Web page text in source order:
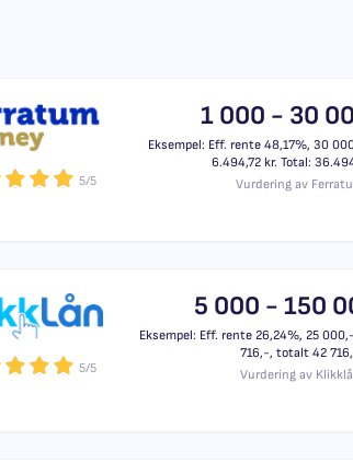
5/5
1 000 - 30
Eksempel: Eff. rente 48,17%, 30
6.494,72 kr. Total:
Vurdering av
5/5
5 000 - 150
Eksempel: Eff. rente 26,24%, 25
716,-, totalt 42
Vurdering av